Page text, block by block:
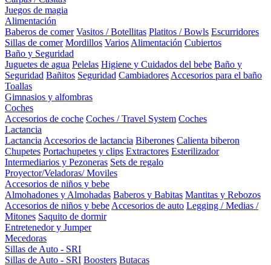
Juegos de magia
Alimentación
Baberos de comer Vasitos / Botellitas Platitos / Bowls Escurridores
Sillas de comer Mordillos Varios Alimentación Cubiertos
Baño y Seguridad
Juguetes de agua Pelelas Higiene y Cuidados del bebe Baño y
Seguridad Bañitos Seguridad Cambiadores Accesorios para el baño
Toallas
Gimnasios y alfombras
Coches
Accesorios de coche Coches / Travel System Coches
Lactancia
Lactancia Accesorios de lactancia Biberones Calienta biberon
Chupetes Portachupetes y clips Extractores Esterilizador
Intermediarios y Pezoneras Sets de regalo
Proyector/Veladoras/ Moviles
Accesorios de niños y bebe
Almohadones y Almohadas Baberos y Babitas Mantitas y Rebozos
Accesorios de niños y bebe Accesorios de auto Legging / Medias /
Mitones Saquito de dormir
Entretenedor y Jumper
Mecedoras
Sillas de Auto - SRI
Sillas de Auto - SRI Boosters Butacas